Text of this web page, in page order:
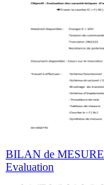
BILAN de MESURE
Evaluation